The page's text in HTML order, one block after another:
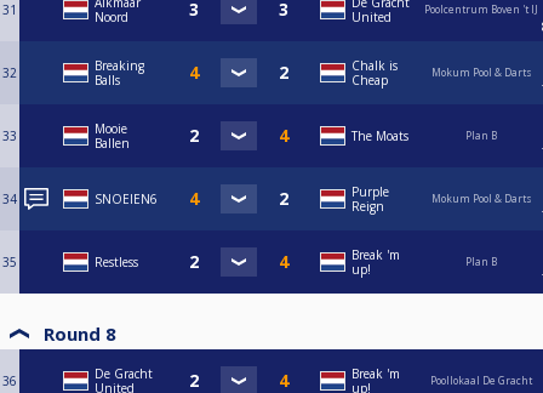
31
Noord
United
Poolcentrum Boven 't IJ
32
Breaking
Balls
Chalk is
Cheap
Mokum Pool & Darts
33
Mooie
Ballen
The Moats Plan B
34 SNOEIEN6
Purple
Reign
Mokum Pool & Darts
35 Restless
Break 'm
up!
Plan B
Round 8
36
De Gracht
United
Break 'm
up!
Poollokaal De Gracht